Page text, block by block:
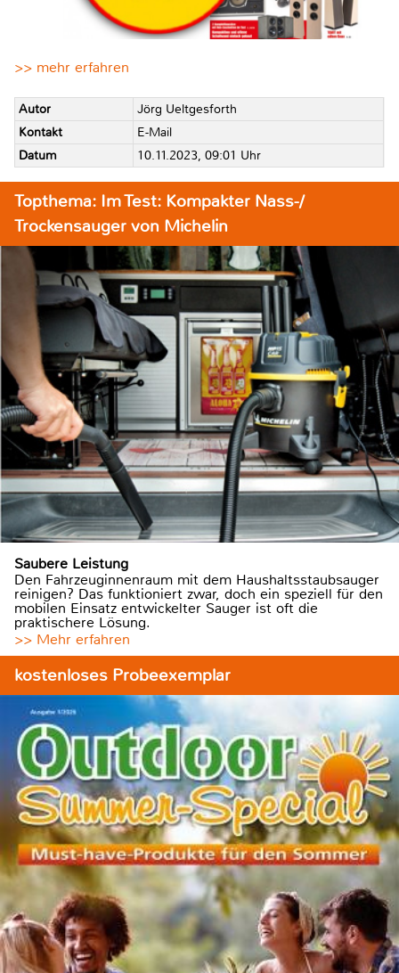
>> mehr erfahren
Autor
Jörg Ueltgesforth
Kontakt
E-Mail
Datum
10.11.2023, 09:01 Uhr
Topthema: Im Test: Kompakter Nass-/
Trockensauger von Michelin
Saubere Leistung
Den Fahrzeuginnenraum mit dem Haushaltsstaubsauger
reinigen? Das funktioniert zwar, doch ein speziell für den
mobilen Einsatz entwickelter Sauger ist oft die
praktischere Lösung.
>> Mehr erfahren
kostenloses Probeexemplar